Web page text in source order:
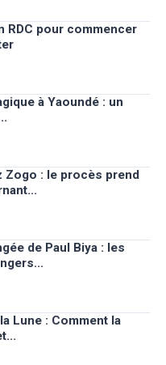
RDC pour commencer
à Yaoundé : un
Zogo : le procès prend
de Paul Biya : les
Lune : Comment la